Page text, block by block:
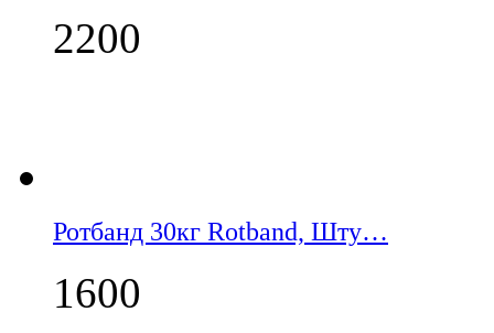
2200
Ротбанд 30кг Rotband, Шту…
1600